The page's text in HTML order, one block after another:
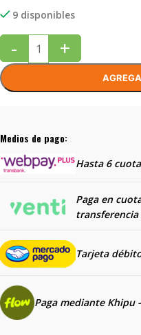
9 disponibles
- +
Medios de pago:
Hasta 6
Paga en
transferencia
Tarjeta
Paga mediante Khipu